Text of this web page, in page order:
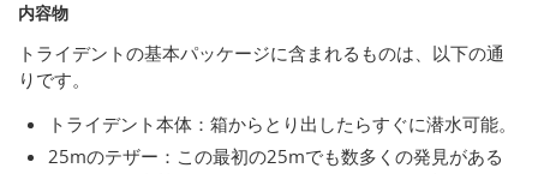
内容物
トライデントの基本パッケージに含まれるものは、以下の通
りです。
トライデント本体：箱からとり出したらすぐに潜水可能。
25mのテザー：この最初の25mでも数多くの発見がある